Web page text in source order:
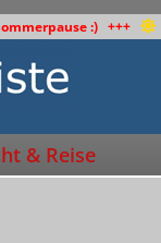
:) +++
& Reise